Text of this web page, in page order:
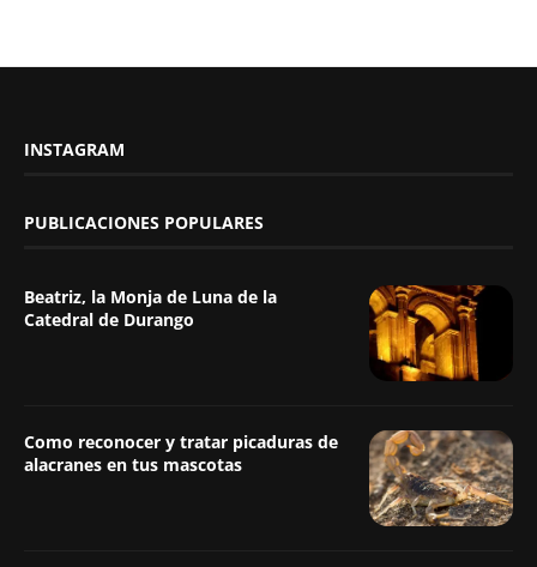
INSTAGRAM
PUBLICACIONES POPULARES
Beatriz, la Monja de Luna de la
Catedral de Durango
Como reconocer y tratar picaduras de
alacranes en tus mascotas